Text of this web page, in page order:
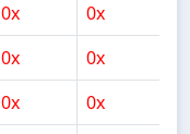
0x 0x
0x 0x
0x 0x